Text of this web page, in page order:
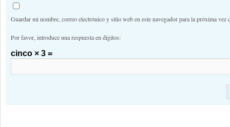
Guardar mi nombre, correo electrónico y sitio web en este navegador para la próxima vez
Por favor, introduce una respuesta en dígitos:
cinco × 3 =